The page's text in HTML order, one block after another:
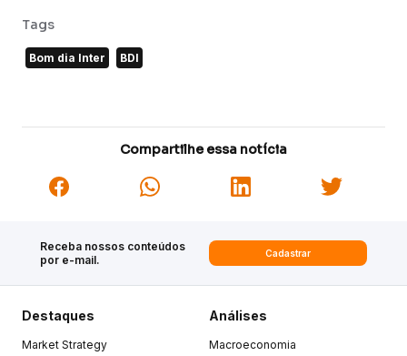
Tags
Bom dia Inter BDI
Compartilhe essa notícia
Receba nossos conteúdos
por e-mail.
Cadastrar
Destaques
Market Strategy
Análises
Macroeconomia